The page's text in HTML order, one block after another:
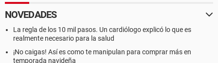
NOVEDADES
La regla de los 10 mil pasos. Un cardiólogo explicó lo que es
realmente necesario para la salud
¡No caigas! Así es como te manipulan para comprar más en
temporada navideña